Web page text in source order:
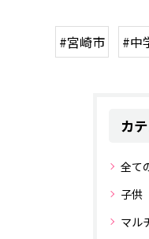
#宮崎市 #中
カ
全て
子供
マル